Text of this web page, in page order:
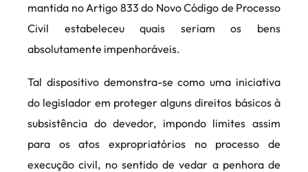
mantida no Artigo 833 do Novo Código de Processo
Civil estabeleceu quais seriam os bens
absolutamente impenhoráveis.
Tal dispositivo demonstra-se como uma iniciativa
do legislador em proteger alguns direitos básicos à
subsistência do devedor, impondo limites assim
para os atos expropriatórios no processo de
execução civil, no sentido de vedar a penhora de